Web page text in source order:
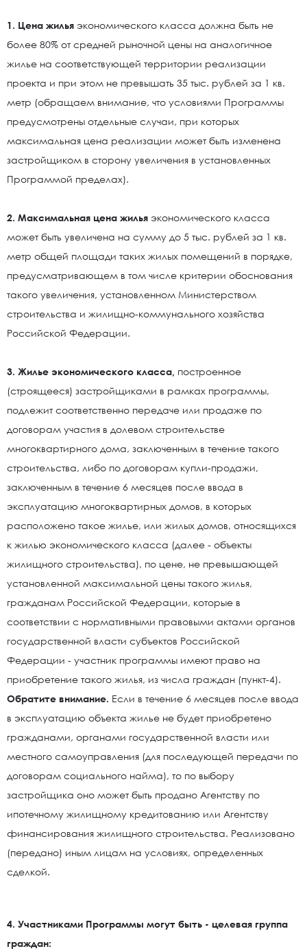
1. Цена жилья экономического класса должна быть не
более 80% от средней рыночной цены на аналогичное
жилье на соответствующей территории реализации
проекта и при этом не превышать 35 тыс. рублей за 1 кв.
метр (обращаем внимание, что условиями Программы
предусмотрены отдельные случаи, при которых
максимальная цена реализации может быть изменена
застройщиком в сторону увеличения в установленных
Программой пределах).
2. Максимальная цена жилья экономического класса
может быть увеличена на сумму до 5 тыс. рублей за 1 кв.
метр общей площади таких жилых помещений в порядке,
предусматривающем в том числе критерии обоснования
такого увеличения, установленном Министерством
строительства и жилищно-коммунального хозяйства
Российской Федерации.
3. Жилье экономического класса, построенное
(строящееся) застройщиками в рамках программы,
подлежит соответственно передаче или продаже по
договорам участия в долевом строительстве
многоквартирного дома, заключенным в течение такого
строительства, либо по договорам купли-продажи,
заключенным в течение 6 месяцев после ввода в
эксплуатацию многоквартирных домов, в которых
расположено такое жилье, или жилых домов, относящихся
к жилью экономического класса (далее - объекты
жилищного строительства), по цене, не превышающей
установленной максимальной цены такого жилья,
гражданам Российской Федерации, которые в
соответствии с нормативными правовыми актами органов
государственной власти субъектов Российской
Федерации - участник программы имеют право на
приобретение такого жилья, из числа граждан (пункт-4).
Обратите внимание. Если в течение 6 месяцев после ввода
в эксплуатацию объекта жилье не будет приобретено
гражданами, органами государственной власти или
местного самоуправления (для последующей передачи по
договорам социального найма), то по выбору
застройщика оно может быть продано Агентству по
ипотечному жилищному кредитованию или Агентству
финансирования жилищного строительства. Реализовано
(передано) иным лицам на условиях, определенных
сделкой.
4. Участниками Программы могут быть - целевая группа
граждан: